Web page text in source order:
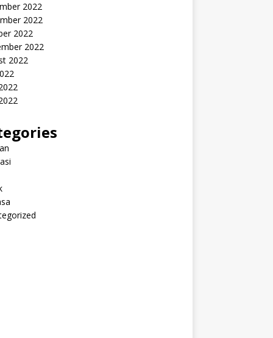
2022
2022
2022
2022
2022